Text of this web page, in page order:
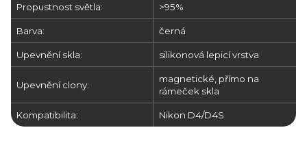
Propustnost světla: >95%
Barva: černá
Upevnění skla: silikonová lepicí vrstva
Upevnění clony:
magnetické, přímo na
rámeček skla
Kompatibilita: Nikon D4/D4S